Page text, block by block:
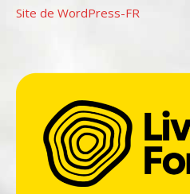
Site de WordPress-FR